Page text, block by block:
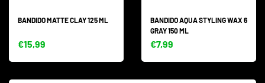
BANDIDO MATTE CLAY 125 ML
€15,99
BANDIDO AQUA STYLING WAX 6
GRAY 150 ML
€7,99